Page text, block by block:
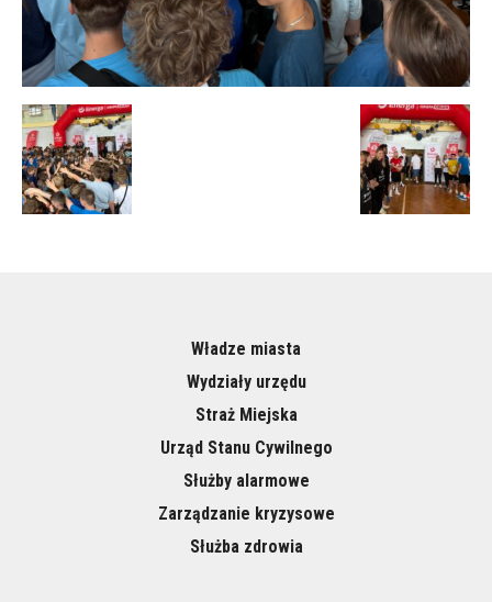
Władze miasta
Wydziały urzędu
Straż Miejska
Urząd Stanu Cywilnego
Służby alarmowe
Zarządzanie kryzysowe
Służba zdrowia